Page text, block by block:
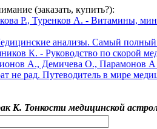
(заказать, купить?):
Р., Туренков А. - Витамины,
анализы. Самый полный
К. - Руководство по скорой
А., Демичева О., Парамонов А
не рад. Путеводитель в мире
К. Тонкости медицинской